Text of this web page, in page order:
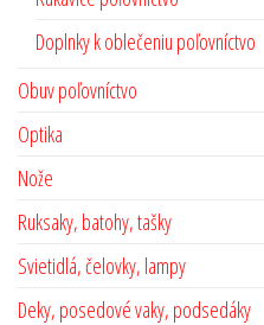
Doplnky k oblečeniu poľovníctvo
Obuv poľovníctvo
Optika
Nože
Ruksaky, batohy, tašky
Svietidlá, čelovky, lampy
Deky, posedové vaky, podsedáky